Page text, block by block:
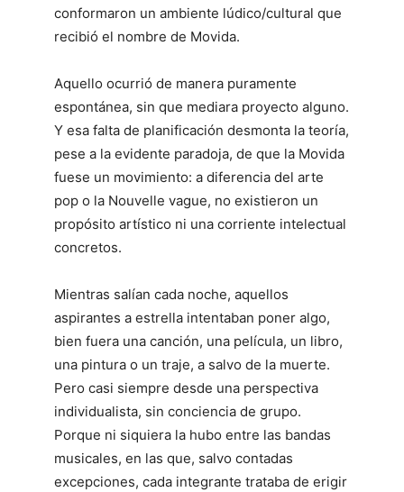
conformaron un ambiente lúdico/cultural que
recibió el nombre de Movida.
Aquello ocurrió de manera puramente
espontánea, sin que mediara proyecto alguno.
Y esa falta de planificación desmonta la teoría,
pese a la evidente paradoja, de que la Movida
fuese un movimiento: a diferencia del arte
pop o la Nouvelle vague, no existieron un
propósito artístico ni una corriente intelectual
concretos.
Mientras salían cada noche, aquellos
aspirantes a estrella intentaban poner algo,
bien fuera una canción, una película, un libro,
una pintura o un traje, a salvo de la muerte.
Pero casi siempre desde una perspectiva
individualista, sin conciencia de grupo.
Porque ni siquiera la hubo entre las bandas
musicales, en las que, salvo contadas
excepciones, cada integrante trataba de erigir